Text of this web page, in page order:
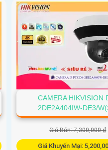
CAMERA HIKVISION
2DE2A404IW-DE3/
Giá Bán: 7,300,000 ₫
Giá Khuyến Mại: